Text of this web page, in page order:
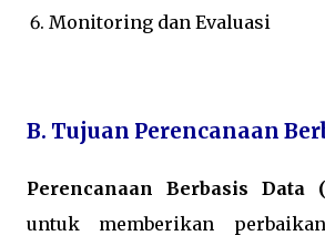
Monitoring dan Evaluasi
B. Tujuan Perencanaan
Perencanaan Berbasis Data
untuk memberikan